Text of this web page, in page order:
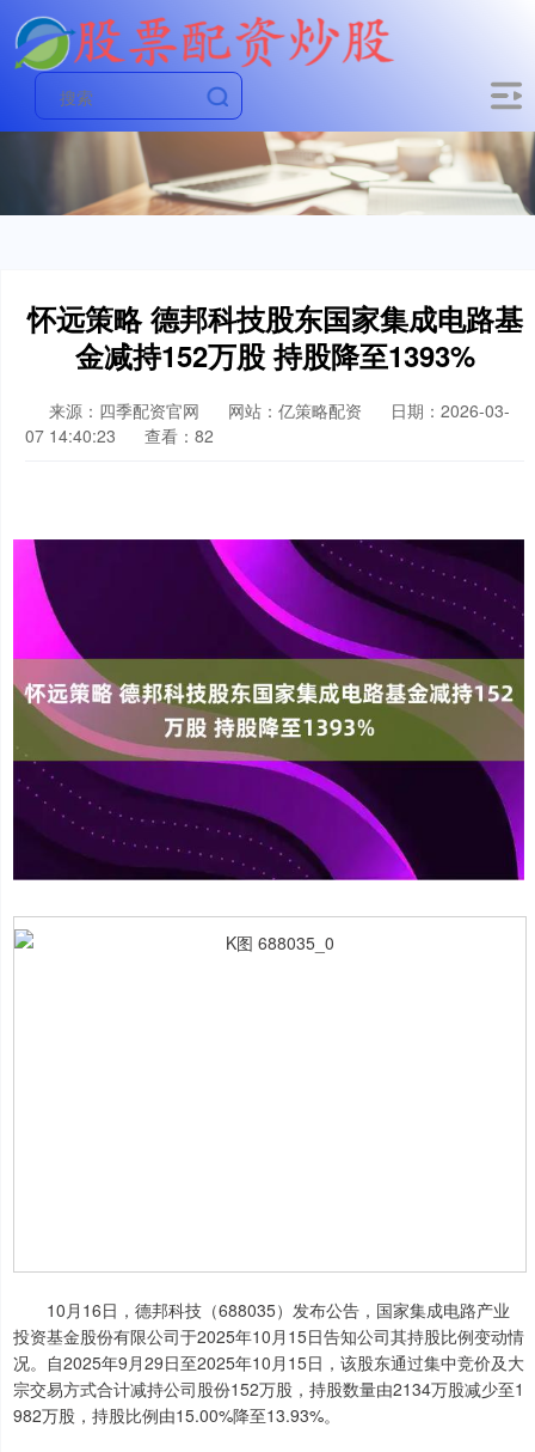
怀远策略 德邦科技股东国家集成电路基
金减持152万股 持股降至1393%
来源：四季配资官网 网站：亿策略配资
日期：2026-03-
07 14:40:23
查看：82
10月16日，德邦科技（688035）发布公告，国家集成电路产业
投资基金股份有限公司于2025年10月15日告知公司其持股比例变动情
况。自2025年9月29日至2025年10月15日，该股东通过集中竞价及大
宗交易方式合计减持公司股份152万股，持股数量由2134万股减少至1
982万股，持股比例由15.00%降至13.93%。